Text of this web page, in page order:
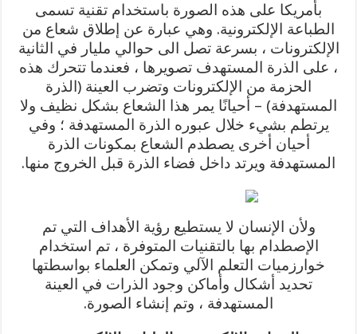
بأمريكا على هذه الصورة باستخدام تقنية تسمى
الطباعة الإلكترونية. وهي عبارة عن إطلاق شعاع من
الإلكترونات ، بسرعة تصل الى حوالي مليار في الثانية
، على الذرة المستهدف تصويرها ، فعندما تتحرك هذه
الحزمة من الإلكترونات وتضرب العينة (الذرة
المستهدفة) – أحيانًا يمر هذا الشعاع بشكل نظيف ولا
يرتطم بشيء خلال عبوره الذرة المستهدفة ؛ وفي
أحيان أخرى يصطدم الشعاع بمكونات الذرة
المستهدفة ويرتد داخل فضاء الذرة قبل الخروج منها.
ولأن الإنسان لا يستطيع رؤية الأهداف التي تم
الإصطدام بها بالتقنيات المتوفرة ، تم استخدام
خوارزميات التعلم الآلي وتمكن العلماء بواسطتها
تحديد أشكال وأماكن وجود الذرات في العينة
المستهدفة ، وتم إنشاء الصورة.